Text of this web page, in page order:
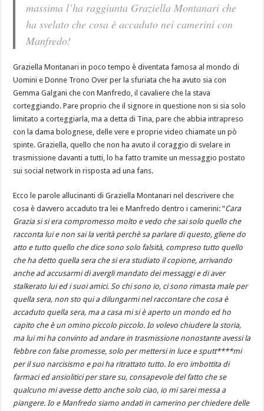
massima l’ha raggiunta Graziella Montanari che
ha svelato che cosa è accaduto nei camerini con
Manfredo!
Graziella Montanari in poco tempo è diventata famosa al mondo di
Uomini e Donne Trono Over per la sfuriata che ha avuto sia con
Gemma Galgani che con Manfredo, il cavaliere che la stava
corteggiando. Pare proprio che il signore in questione non si sia solo
limitato a corteggiarla, ma a detta di Tina, pare che abbia intrapreso
con la dama bolognese, delle vere e proprie video chiamate un pò
spinte. Graziella, quello che non ha avuto il coraggio di svelare in
trasmissione davanti a tutti, lo ha fatto tramite un messaggio postato
sui social network in risposta ad una fans.
Ecco le parole allucinanti di Graziella Montanari nel descrivere che
cosa è davvero accaduto tra lei e Manfredo dentro i camerini: “Cara
Grazia si si era compromesso molto e vedo che sai solo quello che
racconta lui e non sai la verità perchè sa parlare di questo, gliene do
atto e tutto quello che dice sono solo falsità, compreso tutto quello
che ha detto quella sera che si era studiato il copione, arrivando
anche ad accusarmi di avergli mandato dei messaggi e di aver
stalkerato lui ed i suoi amici. So chi sono io, ci sono rimasta male per
quella sera, non sto qui a dilungarmi nel raccontare che cosa è
accaduto quella sera, ma a casa mi si è aperto un mondo ed ho
capito che è un omino piccolo piccolo. Io volevo chiudere la storia,
ma lui mi ha convinto ad andare in trasmissione nonostante avessi la
febbre con false promesse, solo per mettersi in luce e sputt****mi
per il suo narcisismo e poi ha ritrattato tutto. Io ero imbottita di
farmaci ed ansiolitici per stare su, consapevole del fatto che se
qualcuno mi avesse detto anche solo ciao, io mi sarei messa a
piangere. Io e Manfredo siamo andati in camerino per chiedere delle